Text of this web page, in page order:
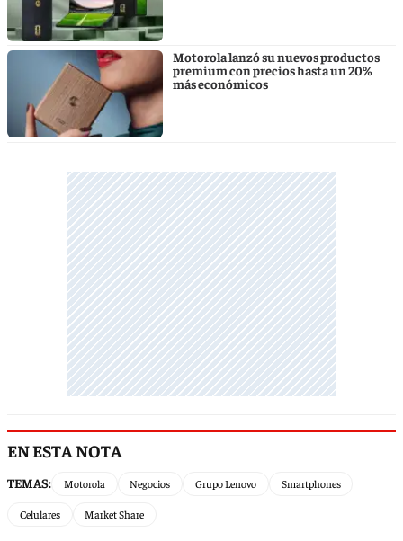
Motorola lanzó su nuevos productos
premium con precios hasta un 20%
más económicos
EN ESTA NOTA
TEMAS: Motorola Negocios Grupo Lenovo Smartphones
Celulares Market Share